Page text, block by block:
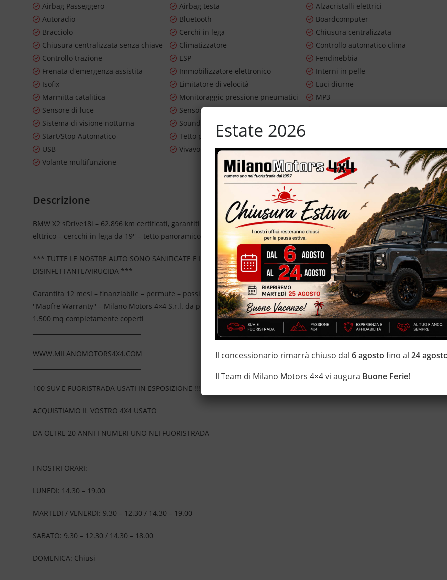
Airbag Passeggero
Airbag testa
Alzacristalli elettrici
Autoradio
Bluetooth
Boardcomputer
Bracciolo
Cerchi in lega
Chiusura centralizzata
Chiusura centralizzata senza chiave
Climatizzatore
Controllo automatico clima
Controllo trazione
ESP
Fendinebbia
Frenata d'emergenza assistita
Immobilizzatore elettronico
Interni in pelle
Isofix
Limitatore di velocità
Luci diurne
Marmitta catalitica
Monitoraggio pressione pneumatici
MP3
Sensore di luce
Sensore di pioggia
Servosterzo
Sistema di visione notturna
Sound system
Start/Stop Automatico
Tetto panorama
USB
Vivavoce
Volante in pelle
Volante multifunzione
Descrizione
BMW X2 sDrive18i – 62.896 km certificati, garantiti e tagliandati BMW Italia – volante multifunzione – portellone posteriore
elttrico – cercchi in lega da 19'' – tetto panoramico/apribile – vernice metallizzata – specchietti elettrici
*** TUTTE LE NOSTRE AUTO SONO SANIFICATE E IGIENIZZATE CON TRATTAMENTI DI VAPORE, OZONO E
DISINFETTANTE/VIRUCIDA ***
Garantita 12 mesi – finanziabile – permute – possibilità di estensione della garanzia con i leader del mercato ''Opteven'' e
''Mapfre Warranty'' – Milano Motors 4×4 S.r.l. da più di 20 anni Numeri Uno Nei Fuoristrada con un' esposizione da più di
1.500 mq completamente coperti
WWW.MILANOMOTORS4X4.COM
100 SUV E FUORISTRADA USATI IN ESPOSIZIONE !!!
ACQUISTIAMO IL VOSTRO 4X4 USATO
DA OLTRE 20 ANNI I NUMERI UNO NEI FUORISTRADA
I NOSTRI ORARI:
LUNEDI: 14.30 – 19.00
MARTEDI / VENERDI: 9.30 – 12.30 / 14.30 – 19.00
SABATO: 9.30 – 12.30 / 14.30 – 18.00
DOMENICA: Chiusi
Estate 2026
Il concessionario rimarrà chiuso dal6 agosto fino al24
Il Team di Milano Motors 4×4 vi augura Buone Ferie!